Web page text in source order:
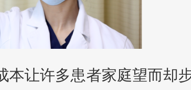
让许多患者家庭望而却步